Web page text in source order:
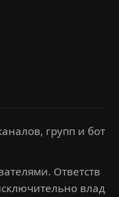
групп и бот
Ответств
влад